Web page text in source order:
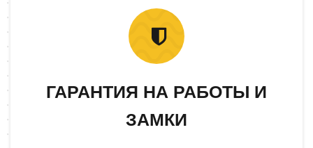
ГАРАНТИЯ НА РАБОТЫ И
ЗАМКИ